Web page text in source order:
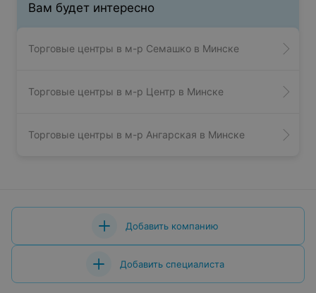
Вам будет интересно
Торговые центры в м-р Семашко в Минске
Торговые центры в м-р Центр в Минске
Торговые центры в м-р Ангарская в Минске
Добавить компанию
Добавить специалиста